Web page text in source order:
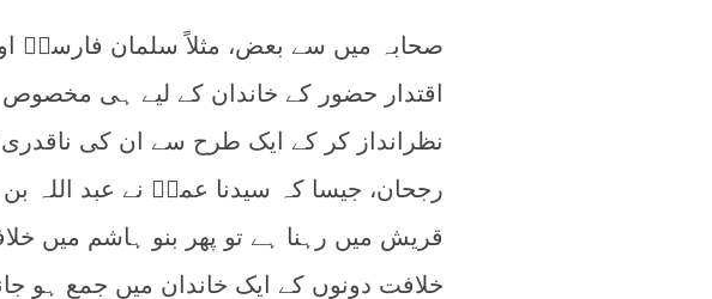
صحابہ میں سے بعض، مثلاً‌ سلمان فارسیؓ
اقتدار حضور کے خاندان کے لیے ہی
نظرانداز کر کے ایک طرح سے ان کی
رجحان، جیسا کہ سیدنا عمرؓ نے عبد اللہ بن
قریش میں رہنا ہے تو پھر بنو ہاشم میں
خلافت دونوں کے ایک خاندان میں جمع ہو